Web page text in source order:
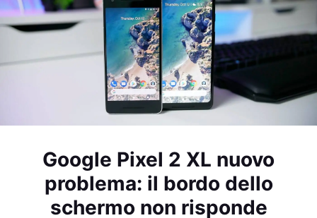
Google Pixel 2 XL nuovo
problema: il bordo dello
schermo non risponde